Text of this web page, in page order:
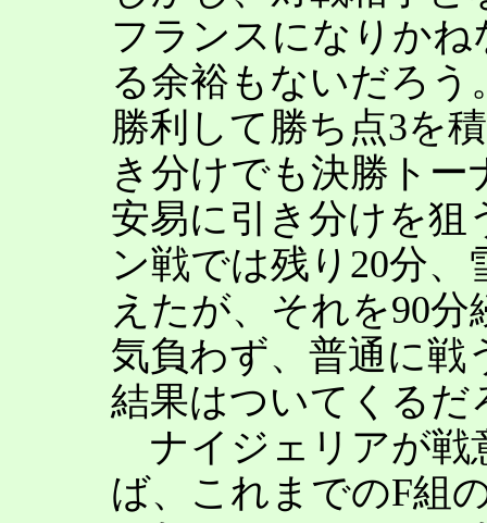
フランスになりか
る余裕もないだろ
勝利して勝ち点3を
き分けでも決勝ト
安易に引き分けを狙
ン戦では残り20分
えたが、それを90
気負わず、普通に戦
結果はついてくるだ
ナイジェリアが戦
ば、これまでのF組